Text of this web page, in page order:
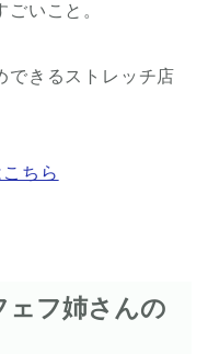
いこと。
できるストレッチ店
ちら
ェフ姉さんの